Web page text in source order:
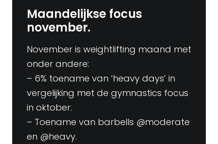
Maandelijkse focus
november.
November is weightlifting maand met
onder andere:
– 6% toename van ‘heavy days’ in
vergelijking met de gymnastics focus
in oktober.
– Toename van barbells @moderate
en @heavy.